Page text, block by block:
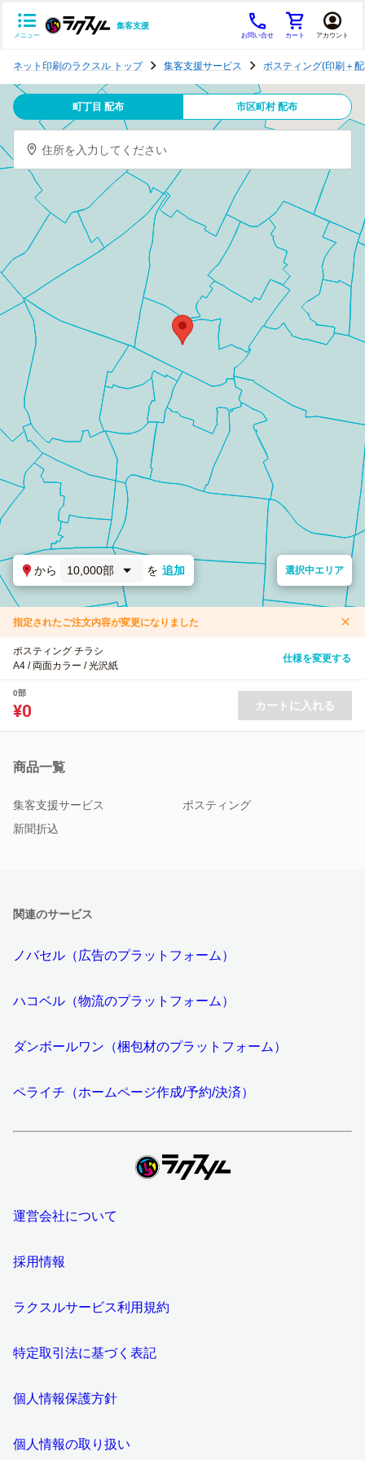
メニュー
集客支援
お問い合せ カート アカウント
テ
ン
グ
ネット印刷のラクスル トップ 集客支援サービス ポスティング(印刷＋
町丁目 配布 市区町村 配布
住所を入力してください
から 10,000部 を 追加 選択中エリア
指定されたご注文内容が変更になりました
ポスティング チラシ
A4 / 両面カラー / 光沢紙
仕様を変更する
0部
¥0 カートに入れる
商品一覧
集客支援サービス
ポスティング
新聞折込
関連のサービス
ノバセル（広告のプラットフォーム）
ハコベル（物流のプラットフォーム）
ダンボールワン（梱包材のプラットフォーム）
ペライチ（ホームページ作成/予約/決済）
運営会社について
採用情報
ラクスルサービス利用規約
特定取引法に基づく表記
個人情報保護方針
個人情報の取り扱い